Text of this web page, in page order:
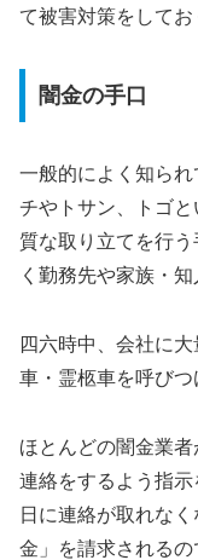
て被害対策をしてお
闇金の手口
一般的によく知ら
チやトサン、トゴ
質な取り立てを行
く勤務先や家族・
四六時中、会社に
車・霊柩車を呼びつ
ほとんどの闇金業
連絡をするよう指
日に連絡が取れな
金」を請求される